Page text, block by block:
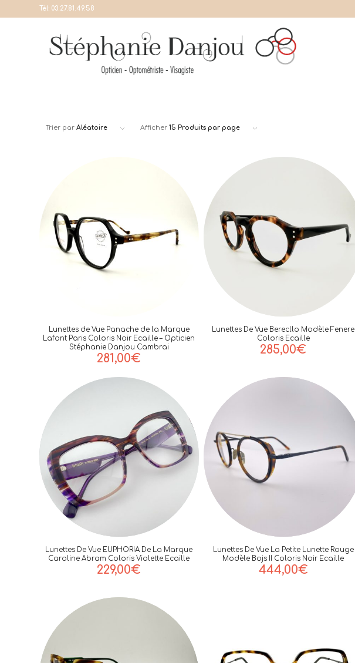
Tél: 03.27.81.49.58
Trier par Aléatoire Afficher 15 Produits par page
Lunettes de Vue Panache de la Marque
Lafont Paris Coloris Noir Ecaille – Opticien
Stéphanie Danjou Cambrai
281,00€
Lunettes De Vue Berecllo Modèle Fenere
Coloris Ecaille
285,00€
Lunettes De Vue EUPHORIA De La Marque
Caroline Abram Coloris Violette Ecaille
229,00€
Lunettes De Vue La Petite Lunette Rouge
Modèle Bojs II Coloris Noir Ecaille
444,00€